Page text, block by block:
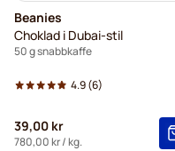
Beanies
Choklad i Dubai-stil
50 g snabbkaffe
4.9(6)
39,00 kr
780,00 kr/ kg.